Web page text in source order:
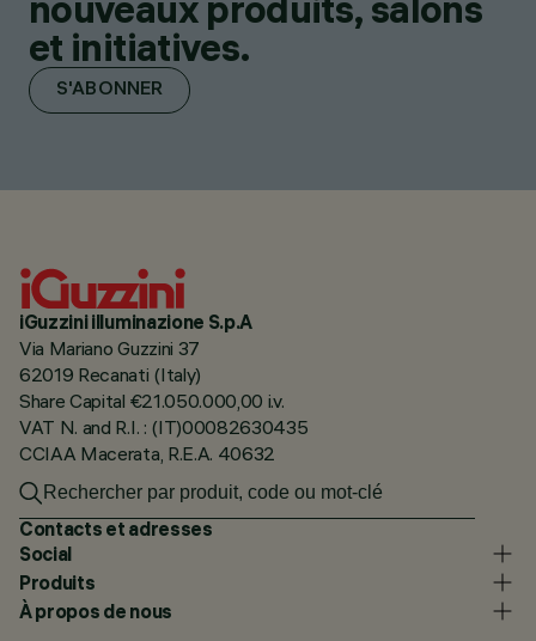
nouveaux produits, salons
et initiatives.
S'ABONNER
iGuzzini illuminazione S.p.A
Via Mariano Guzzini 37
62019 Recanati (Italy)
Share Capital €21.050.000,00 i.v.
VAT N. and R.I. : (IT)00082630435
CCIAA Macerata, R.E.A. 40632
Contacts et adresses
Social
Produits
À propos de nous